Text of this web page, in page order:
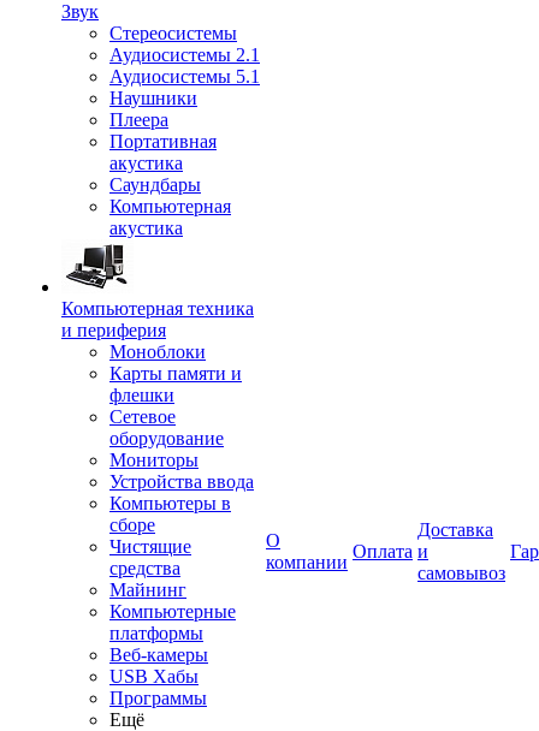
Звук
Стереосистемы
Аудиосистемы 2.1
Аудиосистемы 5.1
Наушники
Плеера
Портативная
акустика
Саундбары
Компьютерная
акустика
Компьютерная техника
и периферия
Моноблоки
Карты памяти и
флешки
Сетевое
оборудование
Мониторы
Устройства ввода
Компьютеры в
сборе
Чистящие
средства
Майнинг
Компьютерные
платформы
Веб-камеры
USB Хабы
Программы
Ещё
О
компании
Оплата
Доставка
и
самовывоз